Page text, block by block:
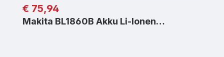
Regulärer Preis:
€ 75,94
Makita BL1860B Akku Li-Ionen…